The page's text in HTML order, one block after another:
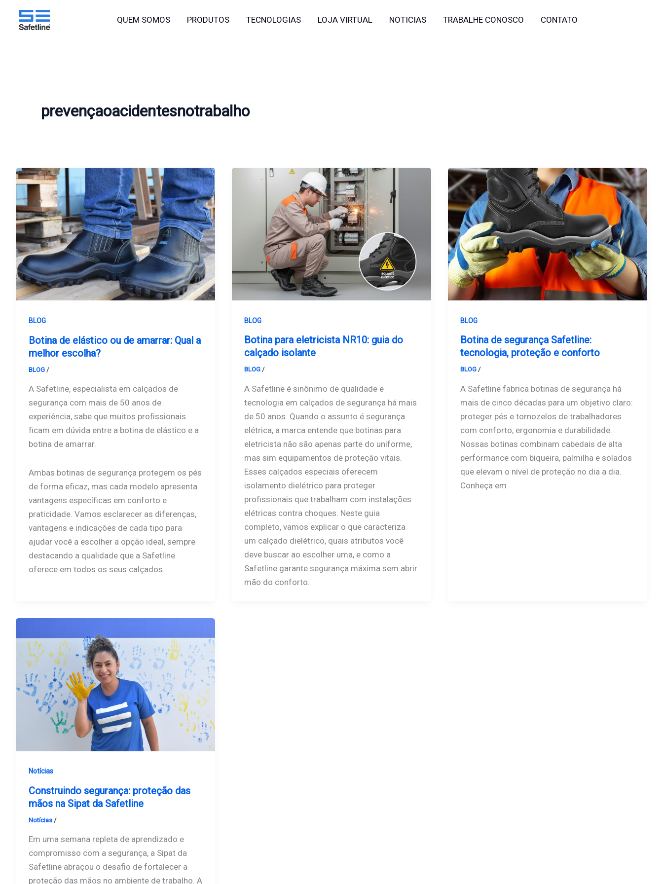
conteúdo
QUEM SOMOS PRODUTOS TECNOLOGIAS LOJA VIRTUAL NOTICIAS TRABALHE CONOSCO CONTATO
prevençaoacidentesnotrabalho
BLOG
Botina de elástico ou de amarrar: Qual a
melhor escolha?
BLOG/
A Safetline, especialista em calçados de
segurança com mais de 50 anos de
experiência, sabe que muitos profissionais
ficam em dúvida entre a botina de elástico e a
botina de amarrar.
Ambas botinas de segurança protegem os pés
de forma eficaz, mas cada modelo apresenta
vantagens específicas em conforto e
praticidade. Vamos esclarecer as diferenças,
vantagens e indicações de cada tipo para
ajudar você a escolher a opção ideal, sempre
destacando a qualidade que a Safetline
oferece em todos os seus calçados.
BLOG
Botina para eletricista NR10: guia do
calçado isolante
BLOG /
A Safetline é sinônimo de qualidade e
tecnologia em calçados de segurança há mais
de 50 anos. Quando o assunto é segurança
elétrica, a marca entende que botinas para
eletricista não são apenas parte do uniforme,
mas sim equipamentos de proteção vitais.
Esses calçados especiais oferecem
isolamento dielétrico para proteger
profissionais que trabalham com instalações
elétricas contra choques. Neste guia
completo, vamos explicar o que caracteriza
um calçado dielétrico, quais atributos você
deve buscar ao escolher uma, e como a
Safetline garante segurança máxima sem abrir
mão do conforto.
BLOG
Botina de segurança Safetline:
tecnologia, proteção e conforto
BLOG /
A Safetline fabrica botinas de segurança há
mais de cinco décadas para um objetivo claro:
proteger pés e tornozelos de trabalhadores
com conforto, ergonomia e durabilidade.
Nossas botinas combinam cabedais de alta
performance com biqueira, palmilha e solados
que elevam o nível de proteção no dia a dia.
Conheça em
Notícias
Construindo segurança: proteção das
mãos na Sipat da Safetline
Notícias/
Em uma semana repleta de aprendizado e
compromisso com a segurança, a Sipat da
Safetline abraçou o desafio de fortalecer a
proteção das mãos no ambiente de trabalho. A